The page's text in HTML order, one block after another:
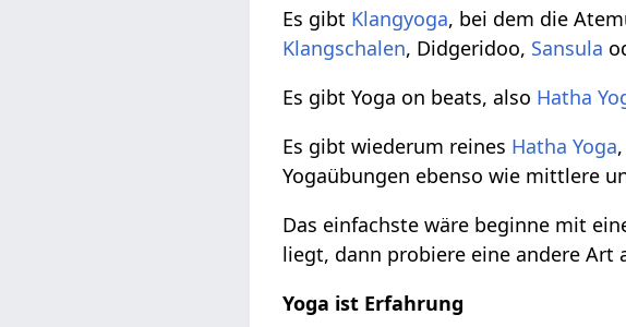
Es gibt Klangyoga, bei dem die
Klangschalen, Didgeridoo, Sansula
Es gibt Yoga on beats, also Hatha
Es gibt wiederum reines Hatha Yoga
Yogaübungen ebenso wie mittlere
Das einfachste wäre beginne mit
liegt, dann probiere eine andere Art
Yoga ist Erfahrung